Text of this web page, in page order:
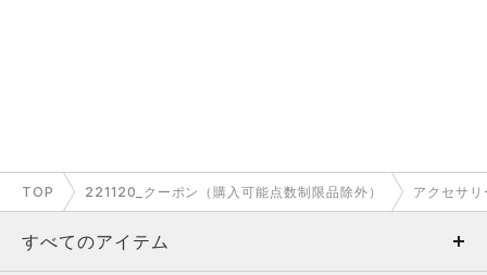
TOP 221120_クーポン（購入可能点数制限品除外） アクセサリ
すべてのアイテム